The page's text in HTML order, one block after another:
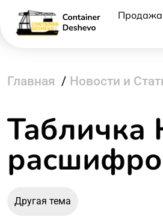
Продажа
Главная / Новости и
Табличка
Другая тема